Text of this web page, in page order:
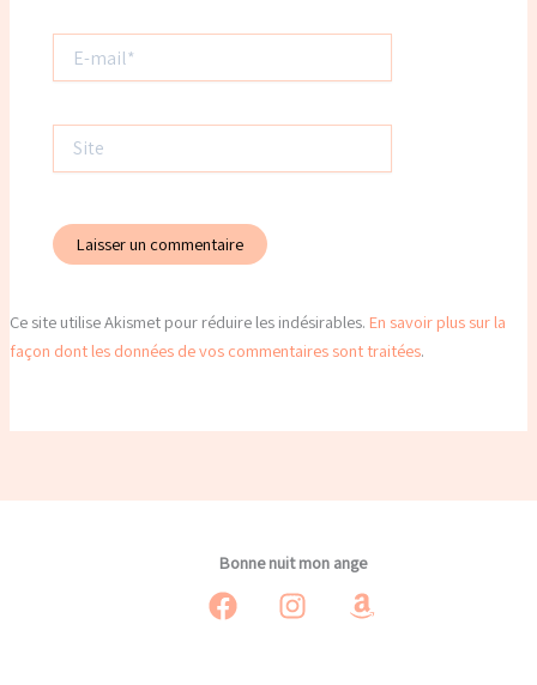
mail*
Ce site utilise Akismet pour réduire les indésirables. En savoir plus sur la
façon dont les données de vos commentaires sont traitées.
Bonne nuit mon ange